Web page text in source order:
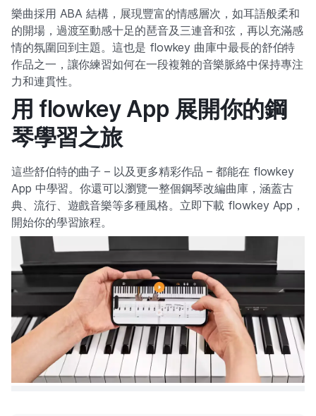
樂曲採用 ABA 結構，展現豐富的情感層次，如耳語般柔和
的開場，過渡至動感十足的琶音及三連音和弦，再以充滿感
情的氛圍回到主題。這也是 flowkey 曲庫中最長的舒伯特
作品之一，讓你練習如何在一段複雜的音樂脈絡中保持專注
力和連貫性。
用 flowkey App 展開你的鋼
琴學習之旅
這些舒伯特的曲子 – 以及更多精彩作品 – 都能在 flowkey
App 中學習。你還可以瀏覽一整個鋼琴改編曲庫，涵蓋古
典、流行、遊戲音樂等多種風格。立即下載 flowkey App，
開始你的學習旅程。